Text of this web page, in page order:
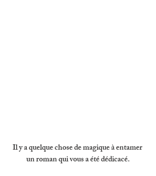
Il y a quelque chose de magique à entamer
un roman qui vous a été dédicacé.